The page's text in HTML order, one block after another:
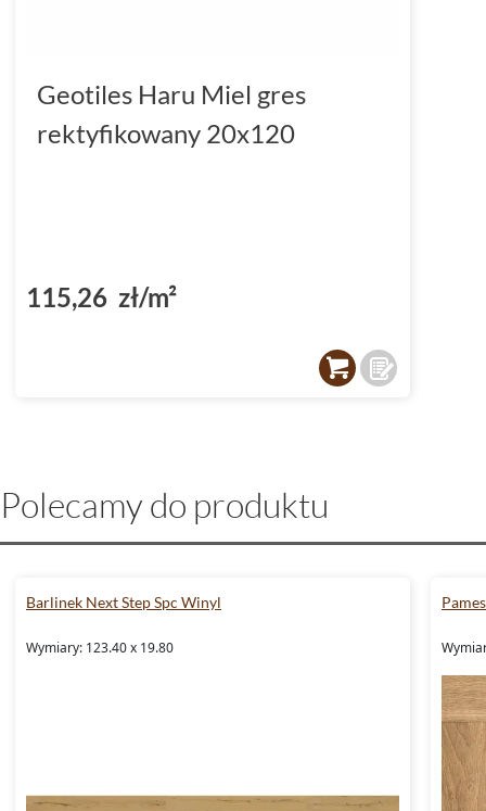
Geotiles Haru Miel gres
rektyfikowany 20x120
115,26 zł/m²
Polecamy do produktu
Barlinek Next Step Spc Winyl
Wymiary: 123.40 x 19.80